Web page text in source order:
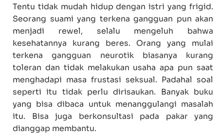
Tentu tidak mudah hidup dengan istri yang frigid.
Seorang suami yang terkena gangguan pun akan
menjadi rewel, selalu mengeluh bahwa
kesehatannya kurang beres. Orang yang mulai
terkena gangguan neurotik biasanya kurang
toleran dan tidak melakukan usaha apa pun saat
menghadapi masa frustasi seksual. Padahal soal
seperti itu tidak perlu dirisaukan. Banyak buku
yang bisa dibaca untuk menanggulangi masalah
itu. Bisa juga berkonsultasi pada pakar yang
dianggap membantu.